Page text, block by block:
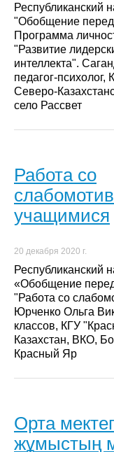
Республиканский
"Обобщение
Программа
"Развитие
интеллекта".
педагог-
Северо-
село Рассвет
Работа со
учащимися
20 декабря 2020 г.
Республиканский
«Обобщение
"Работа со
Юрченко Ольга
классов, КГУ
Казахстан, ВКО,
Красный Яр
Орта
жұмыстың